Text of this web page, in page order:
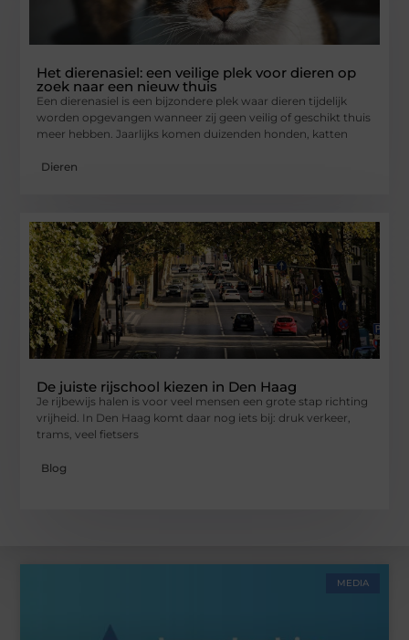
Het dierenasiel: een veilige plek voor dieren op
zoek naar een nieuw thuis
Een dierenasiel is een bijzondere plek waar dieren tijdelijk
worden opgevangen wanneer zij geen veilig of geschikt thuis
meer hebben. Jaarlijks komen duizenden honden, katten
Dieren
De juiste rijschool kiezen in Den Haag
Je rijbewijs halen is voor veel mensen een grote stap richting
vrijheid. In Den Haag komt daar nog iets bij: druk verkeer,
trams, veel fietsers
Blog
MEDIA